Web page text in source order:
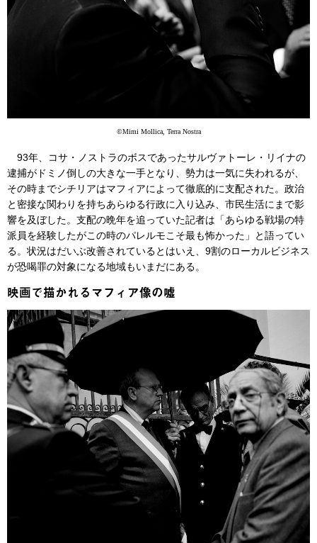
©Mimi Mollica, Terra Nostra
93年、コサ・ノストラのボスであったサルヴァトーレ・リイナの
逮捕がドミノ倒しの大きな一手となり、勢力は一気に失われるが、
その時までシチリアはマフィアによって徹底的に支配された。政治
と密接な関わりを持ちあらゆる行政に入り込み、市民生活にまで影
響を及ぼした。支配の晩年を追っていた記者は「あらゆる戦場の特
派員を経験したがこの時のパレルモこそ最も怖かった」と語ってい
る。状況はだいぶ改善されているとはいえ、9割のローカルビジネス
が恐喝罪の対象になる地域もいまだにある。
映画で描かれるマフィア像の嘘